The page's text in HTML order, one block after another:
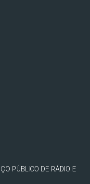
PÚBLICO DE RÁDIO E